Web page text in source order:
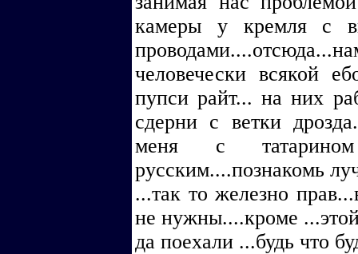
камеры у кремля с
человечески всякой
пупси райт... на них
сдерни с ветки
меня с
русским....познакомь
...так то железно
не нужны....кроме
да поехали ...будь что